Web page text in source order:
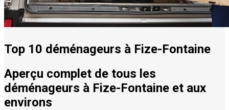
Top 10 déménageurs à Fize-Fontaine
Aperçu complet de tous les
déménageurs à Fize-Fontaine et aux
environs